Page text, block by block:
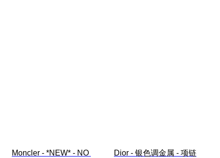
Moncler - *NEW* - NO
Dior - 银色调金属 - 项链